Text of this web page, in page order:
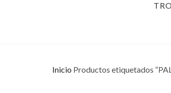
Inicio Productos etiquetados